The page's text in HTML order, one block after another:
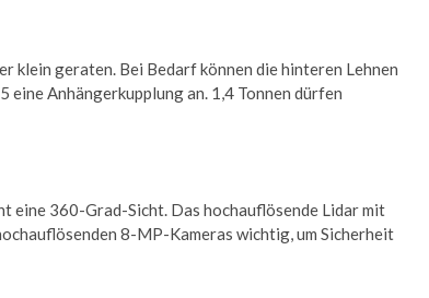
klein geraten. Bei Bedarf können die hinteren Lehnen
Anhängerkupplung an. 1,4 Tonnen dürfen
eine 360-Grad-Sicht. Das hochauflösende Lidar mit
8-MP-Kameras wichtig, um Sicherheit